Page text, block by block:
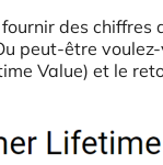
des
peut-être
Value) et le